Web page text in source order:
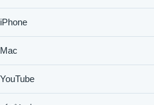
iPhone
Mac
YouTube